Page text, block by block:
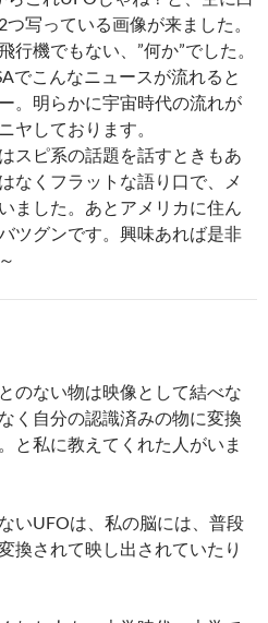
写っている画像が来ました。
行機でもない、”何か”でした。
でこんなニュースが流れると
。明らかに宇宙時代の流れが
ヤしております。
スピ系の話題を話すときもあ
なくフラットな語り口で、メ
ました。あとアメリカに住ん
ツグンです。興味あれば是非
のない物は映像として結べな
く自分の認識済みの物に変換
と私に教えてくれた人がいま
いUFOは、私の脳には、普段
換されて映し出されていたり